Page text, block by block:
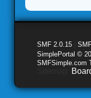
SMF 2.0.15
SimplePortal ©
SMFSimple.com